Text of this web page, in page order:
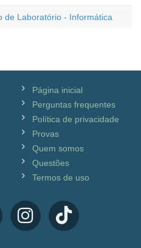
de Laboratório - Informática
Página inicial
Perguntas frequentes
Política de privacidade
Provas
Quem somos
Questões
Termos de uso